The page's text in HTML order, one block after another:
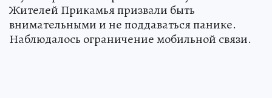
Жителей Прикамья призвали быть
внимательными и не поддаваться панике.
Наблюдалось ограничение мобильной связи.